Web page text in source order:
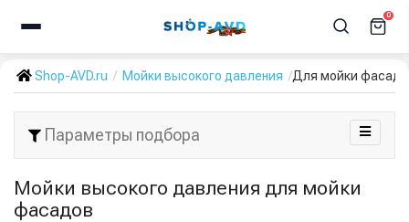
0
Shop-AVD.ru Мойки высокого давления Для мойки
Параметры подбора
Мойки высокого давления для мойки
фасадов